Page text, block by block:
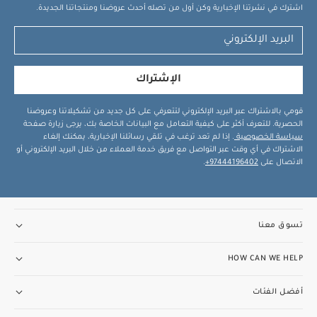
اشترك في نشرتنا الإخبارية وكن أول من تصله أحدث عروضنا ومنتجاتنا الجديدة.
الإشتراك
قومي بالاشتراك عبر البريد الإلكتروني لتتعرفي على كل جديد من تشكيلاتنا وعروضنا
الحصرية. للتعرف أكثر على كيفية التعامل مع البيانات الخاصة بك، يرجى زيارة صفحة
سياسة الخصوصية . إذا لم تعد ترغب في تلقي رسائلنا الإخبارية، يمكنك إلغاء
الاشتراك في أي وقت عبر التواصل مع فريق خدمة العملاء من خلال البريد الإلكتروني أو
الاتصال على 97444196402+
.
تسوق معنا
HOW CAN WE HELP
أفضل الفئات